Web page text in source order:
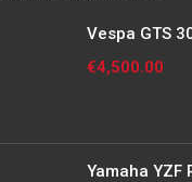
Vespa GTS
€4,500.00
Yamaha YZF